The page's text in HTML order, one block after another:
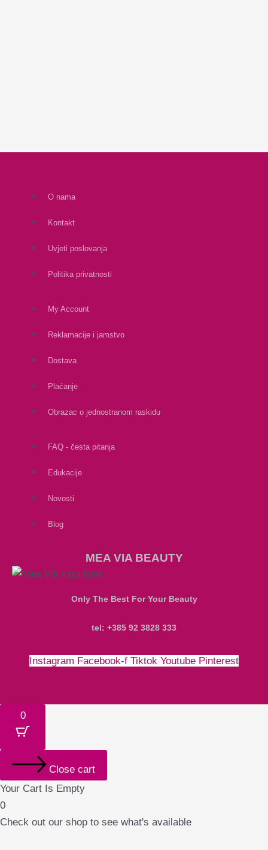
O nama
Kontakt
Uvjeti poslovanja
Politika privatnosti
My Account
Reklamacije i jamstvo
Dostava
Plaćanje
Obrazac o jednostranom raskidu
FAQ - česta pitanja
Edukacije
Novosti
Blog
MEA VIA BEAUTY
Only The Best For Your Beauty
tel: +385 92 3828 333
Instagram Facebook-f Tiktok Youtube Pinterest
0
Close cart
Your Cart Is Empty
0
Check out our shop to see what's available